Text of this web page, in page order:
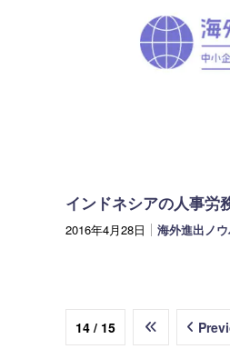
インドネシアの人事労
2016年4月28日 海外進出ノ
14 / 15